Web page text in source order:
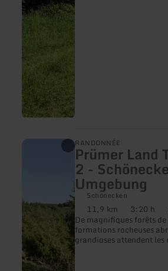
RANDONNÉE
Prümer Land
2 -
Umgebung
Schönecken
Distance
:
11,9 km Durée
:
3:20 h
:
De magnifiques forêts de
formations rocheuses
grandioses attendent les
en
Land
2
-
Schönecken
und
Umgebung